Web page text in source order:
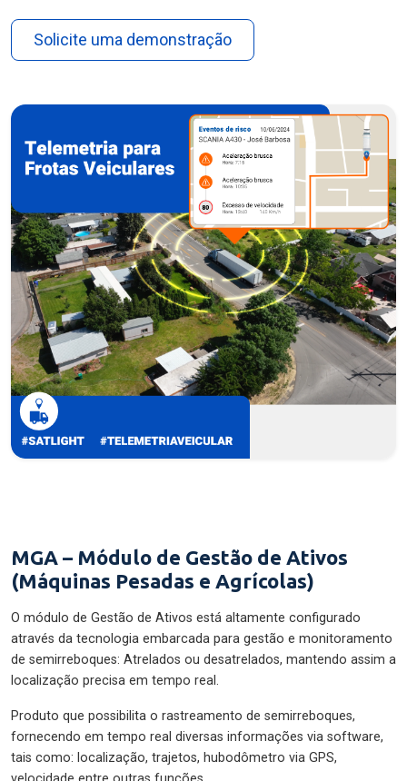
Solicite uma demonstração
MGA – Módulo de Gestão de Ativos
(Máquinas Pesadas e Agrícolas)
O módulo de Gestão de Ativos está altamente configurado
através da tecnologia embarcada para gestão e monitoramento
de semirreboques: Atrelados ou desatrelados, mantendo assim a
localização precisa em tempo real.
Produto que possibilita o rastreamento de semirreboques,
fornecendo em tempo real diversas informações via software,
tais como: localização, trajetos, hubodômetro via GPS,